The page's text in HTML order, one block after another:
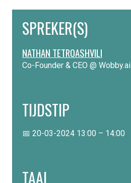
SPREKER(S)
NATHAN TETROASHVILI
Co-Founder & CEO @ Wobby.ai
TIJDSTIP
📅 20-03-2024 13:00 – 14:00
TAAL